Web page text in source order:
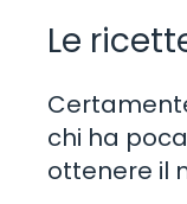
Le
chi ha
ottenere il